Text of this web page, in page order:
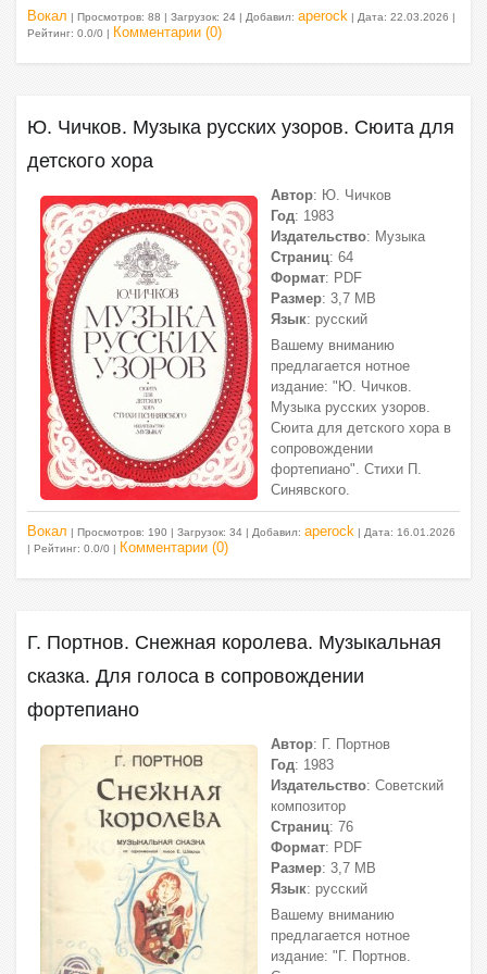
Вокал | Просмотров: 88 | Загрузок: 24 | Добавил: aperock | Дата: 22.03.2026 |
Рейтинг: 0.0/0 | Комментарии (0)
Ю. Чичков. Музыка русских узоров. Сюита для
детского хора
Автор: Ю. Чичков
Год: 1983
Издательство: Музыка
Страниц: 64
Формат: PDF
Размер: 3,7 МВ
Язык: русский
Вашему вниманию
предлагается нотное
издание: "Ю. Чичков.
Музыка русских узоров.
Сюита для детского хора в
сопровождении
фортепиано". Стихи П.
Синявского.
Вокал | Просмотров: 190 | Загрузок: 34 | Добавил: aperock | Дата: 16.01.2026
| Рейтинг: 0.0/0 | Комментарии (0)
Г. Портнов. Снежная королева. Музыкальная
сказка. Для голоса в сопровождении
фортепиано
Автор: Г. Портнов
Год: 1983
Издательство: Советский
композитор
Страниц: 76
Формат: PDF
Размер: 3,7 МВ
Язык: русский
Вашему вниманию
предлагается нотное
издание: "Г. Портнов.